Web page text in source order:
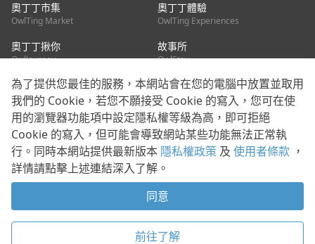
奧丁丁市集
OwlTing Market
奧丁丁體驗
OwlTing Experiences
奧丁丁揪你
OwlJourney
故事所
OwlStay
聯絡我們
客服信箱：mediapartner@owlting.com
服務信箱 / 廣告洽詢：info_owlnews@owlting.com
媒體合作 / 新聞稿提供：mediapartner@owlting.com
本平台之內容符合第三方智慧財產權規範，若有疑慮歡迎來信告
使用者條款 隱私權政策 Cookie 政策
為了提供您最佳的服務，本網站會在您的電腦中放置並取用
我們的 Cookie，若您不願接受 Cookie 的寫入，您可在使
用的瀏覽器功能項中設定隱私權等級為高，即可拒絕
Cookie 的寫入，但可能會導致網站某些功能無法正常執
行。同時本網站提供最新版本 隱私權政策 及 使用者條款 ，
詳情請點擊上述連結深入了解。
同意
前往了解